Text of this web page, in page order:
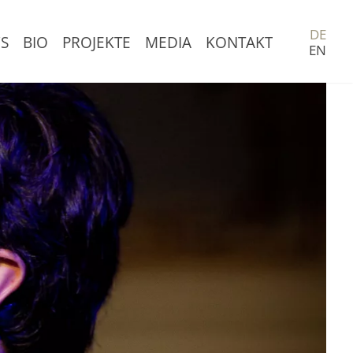
BIO PROJEKTE MEDIA KONTAKT
DE
EN